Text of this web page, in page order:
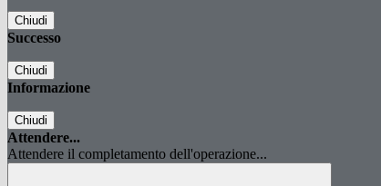
Chiudi
Successo
Chiudi
Informazione
Chiudi
Attendere...
Attendere il completamento dell'operazione...